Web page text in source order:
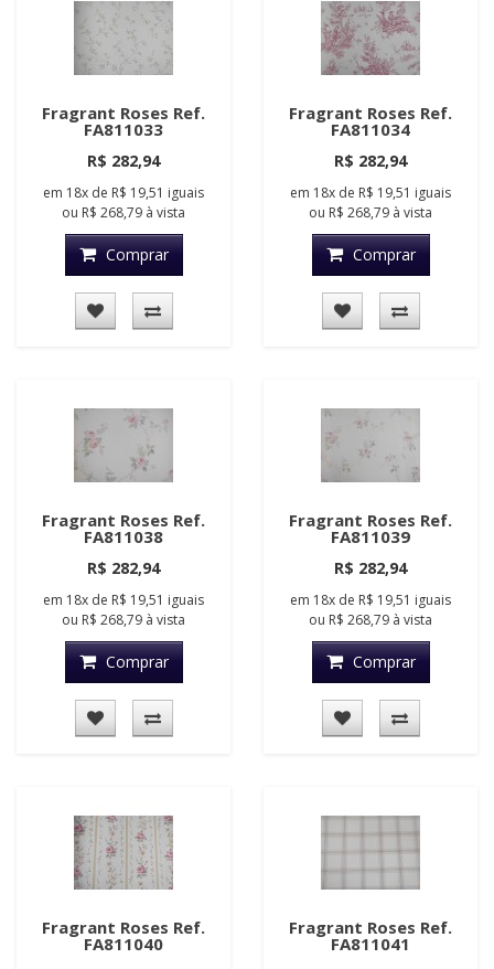
Fragrant Roses Ref.
FA811033
R$ 282,94
em 18x de R$ 19,51 iguais
ou R$ 268,79 à vista
Comprar
Fragrant Roses Ref.
FA811034
R$ 282,94
em 18x de R$ 19,51 iguais
ou R$ 268,79 à vista
Comprar
Fragrant Roses Ref.
FA811038
R$ 282,94
em 18x de R$ 19,51 iguais
ou R$ 268,79 à vista
Comprar
Fragrant Roses Ref.
FA811039
R$ 282,94
em 18x de R$ 19,51 iguais
ou R$ 268,79 à vista
Comprar
Fragrant Roses Ref.
FA811040
Fragrant Roses Ref.
FA811041